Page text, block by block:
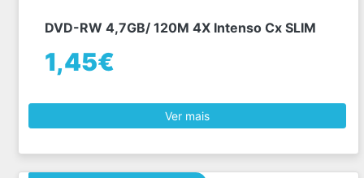
DVD-RW 4,7GB/ 120M 4X Intenso Cx SLIM
1,45€
Ver mais